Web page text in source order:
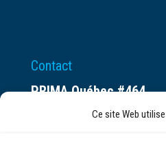
Ce site Web
Contact
PRIMA Québec #464
Espace ax.c